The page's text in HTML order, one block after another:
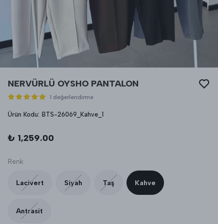
NERVÜRLÜ OYSHO PANTALON
1 değerlendirme
Ürün Kodu: BTS-26069_Kahve_1
₺ 1,259.00
Renk
Lacivert Siyah Taş Kahve
Antrasit